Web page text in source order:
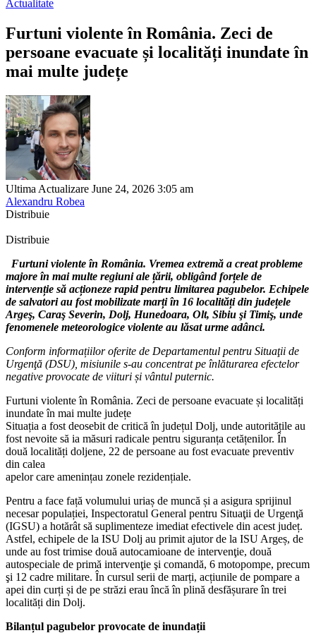
Actualitate
Furtuni violente în România. Zeci de
persoane evacuate și localități inundate în
mai multe județe
Ultima Actualizare June 24, 2026 3:05 am
Alexandru Robea
Distribuie
Distribuie
Furtuni violente în România. Vremea extremă a creat probleme
majore în mai multe regiuni ale țării, obligând forțele de
intervenție să acționeze rapid pentru limitarea pagubelor. Echipele
de salvatori au fost mobilizate marți în 16 localități din județele
Argeş, Caraş Severin, Dolj, Hunedoara, Olt, Sibiu şi Timiş, unde
fenomenele meteorologice violente au lăsat urme adânci.
Conform informațiilor oferite de Departamentul pentru Situaţii de
Urgenţă (DSU), misiunile s-au concentrat pe înlăturarea efectelor
negative provocate de viituri și vântul puternic.
Furtuni violente în România. Zeci de persoane evacuate și localități
inundate în mai multe județe
Situația a fost deosebit de critică în județul Dolj, unde autoritățile au
fost nevoite să ia măsuri radicale pentru siguranța cetățenilor. În
două localități doljene, 22 de persoane au fost evacuate preventiv
din calea
apelor care amenințau zonele rezidențiale.
Pentru a face față volumului uriaș de muncă și a asigura sprijinul
necesar populației, Inspectoratul General pentru Situaţii de Urgenţă
(IGSU) a hotărât să suplimenteze imediat efectivele din acest județ.
Astfel, echipele de la ISU Dolj au primit ajutor de la ISU Argeș, de
unde au fost trimise două autocamioane de intervenţie, două
autospeciale de primă intervenţie şi comandă, 6 motopompe, precum
şi 12 cadre militare. În cursul serii de marți, acțiunile de pompare a
apei din curți și de pe străzi erau încă în plină desfășurare în trei
localități din Dolj.
Bilanțul pagubelor provocate de inundații